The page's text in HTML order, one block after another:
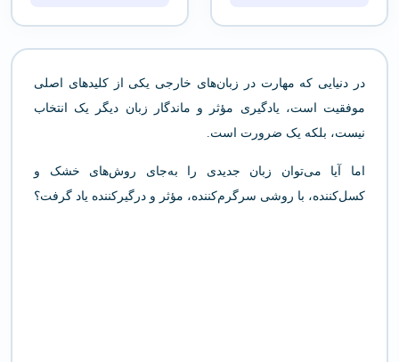
در دنیایی که مهارت در زبان‌های خارجی یکی از کلیدهای اصلی
موفقیت است، یادگیری مؤثر و ماندگار زبان دیگر یک انتخاب
نیست، بلکه یک ضرورت است.
اما آیا می‌توان زبان جدیدی را به‌جای روش‌های خشک و
کسل‌کننده، با روشی سرگرم‌کننده، مؤثر و درگیرکننده یاد گرفت؟